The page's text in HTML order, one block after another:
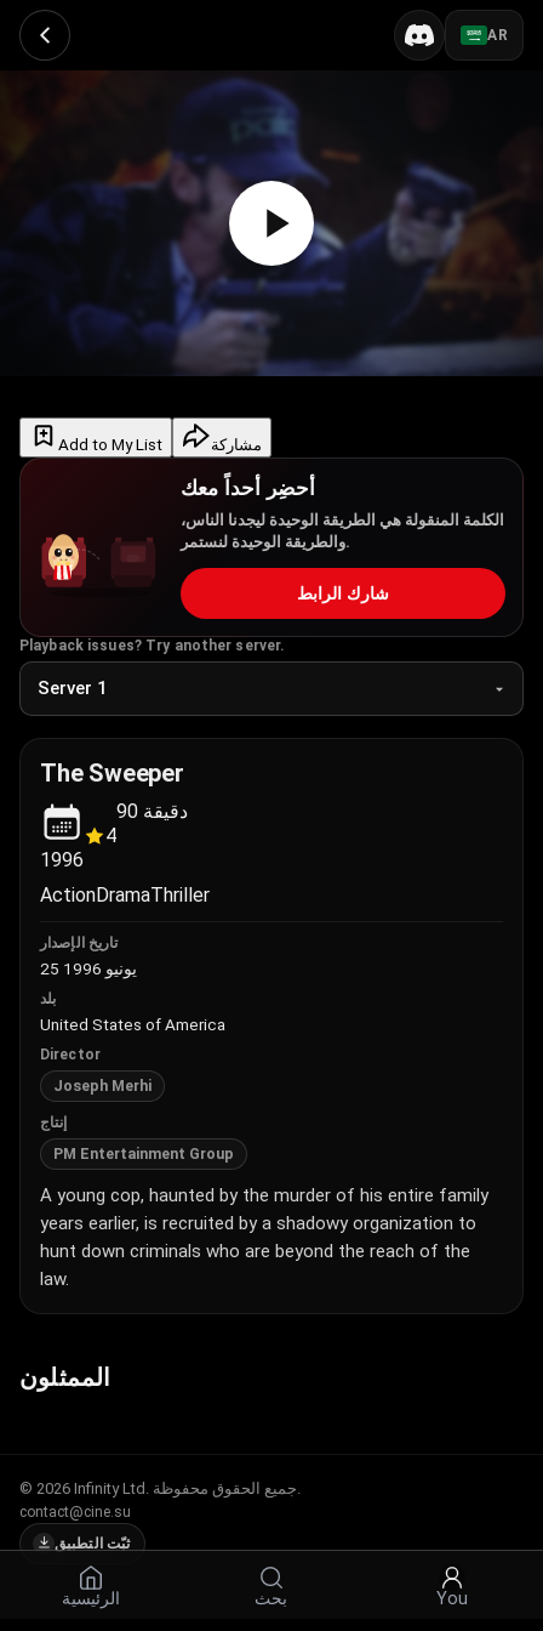
AR
الرئيسية بحث You
Add to My List مشاركة
أحضِر أحداً معك
الكلمة المنقولة هي الطريقة الوحيدة ليجدنا الناس،
والطريقة الوحيدة لنستمر.
شارك الرابط
Playback issues? Try another server.
The Sweeper
1996
4
90 دقيقة
ActionDramaThriller
تاريخ الإصدار
25 يونيو 1996
بلد
United States of America
Director
Joseph Merhi
إنتاج
PM Entertainment Group
A young cop, haunted by the murder of his entire family
years earlier, is recruited by a shadowy organization to
hunt down criminals who are beyond the reach of the
law.
الممثلون
ثبّت التطبيق
contact@cine.su